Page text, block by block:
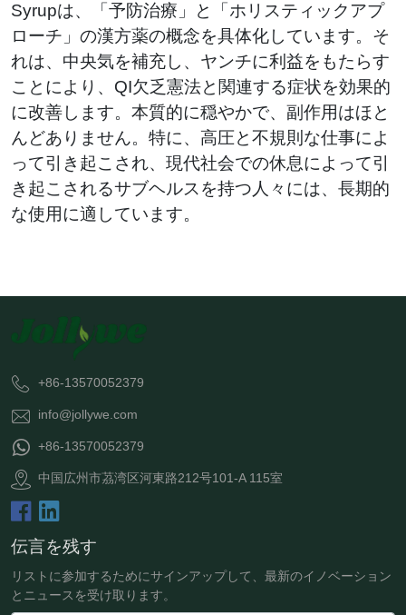
Syrupは、「予防治療」と「ホリスティックアプ
ローチ」の漢方薬の概念を具体化しています。そ
れは、中央気を補充し、ヤンチに利益をもたらす
ことにより、QI欠乏憲法と関連する症状を効果的
に改善します。本質的に穏やかで、副作用はほと
んどありません。特に、高圧と不規則な仕事によ
って引き起こされ、現代社会での休息によって引
き起こされるサブヘルスを持つ人々には、長期的
な使用に適しています。
+86-13570052379
info@jollywe.com
+86-13570052379
中国広州市茘湾区河東路212号101-A 115室
伝言を残す
リストに参加するためにサインアップして、最新のイノベーション
とニュースを受け取ります。